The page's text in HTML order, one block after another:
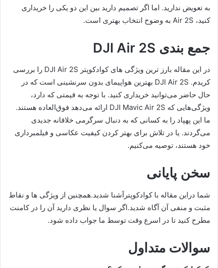
به تعویض ندارید. اما اگر تصمیم دارید بین این دو یکی را خریداری
کنید، Air 2S به وضوح انتخاب بهتری است.
جمع بندی DJI Air 2S
در این مقاله بارز ترین ویژگی های کوادکوپتر DJI Air 2S را بررسی
کریدم. DJI Air 2S بهترین هواپیمای بدون سرنشینی است که در
حال حاضر می‌توانید خریداری کنید. با توجه به قیمتی که دارد،
ویژگی‌هایی که DJI Mavic Air 2S ارائه می‌دهد فوق‌العاده هستند.
ما این پهپاد را به کسانی که به دنبال سرگرمی خلاقانه جدیدی
می‌گردند. یا در تلاش برای بهتر کردن کیفیت عکاسی و فیلمبرداری
خود هستند، توصیه می‌کنیم.
سخن پایانی
شما دراین مقاله با کوادکوپترآشنا شدید.همچنین از ویژگی ها و نقاط
مثبت و منفی آن آگاه شدید.اگر سوال یا نظری دارید آن را در کامنت
مطرح کنید تا در اسرع وقت توسط ما جواب داده شود.
سوالات متداول